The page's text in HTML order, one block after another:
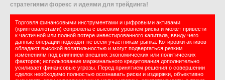
стратегиями форекс и идеями для трейдинга!
Торговля финансовыми инструментами и цифровыми активами
(криптовалютами) сопряжена с высоким уровнем риска и может привести
к частичной или полной потере инвестированного капитала, ввиду чего
данные операции подходят не всем участникам рынка. Котировки активов
обладают высокой волатильностью и могут подвергаться резким
изменениям под влиянием внешних экономических или политических
факторов; использование маржинального кредитования дополнительно
усиливает финансовые угрозы. Перед принятием решения о совершении
сделок необходимо полностью осознавать риски и издержки, объективно